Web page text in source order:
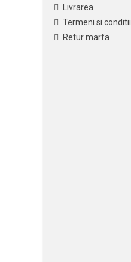
Livrarea
Termeni si conditii
Retur marfa